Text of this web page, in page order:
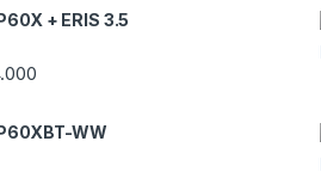
+ ERIS 3.5
WW